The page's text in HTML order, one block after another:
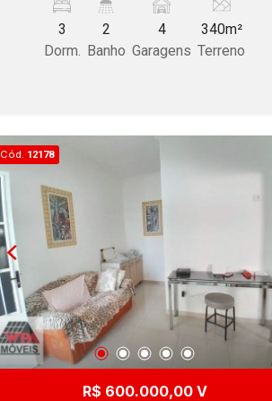
varanda, possui edícula com sala,
dormitório, banheiro, cozinha, 4 vagas
de garagem cobertas. Aceita permuta
3
Dorm.
2
Banho
4
Garagens
340m²
Terreno
Cód. 12178
R$ 600.000,00 V